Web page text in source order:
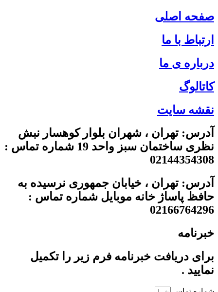
صفحه اصلی
ارتباط با ما
درباره ی ما
کاتالوگ
نقشه سایت
آدرس: تهران ، شهران بلوار کوهسار نبش
نظری ساختمان سبز واحد 19 شماره تماس :
02144354308
آدرس: تهران ، خیابان جمهوری نرسیده به
حافظ پاساژ خانه موبایل شماره تماس :
02166764296
خبرنامه
برای دریافت خبرنامه فرم زیر را تکمیل
نمایید .